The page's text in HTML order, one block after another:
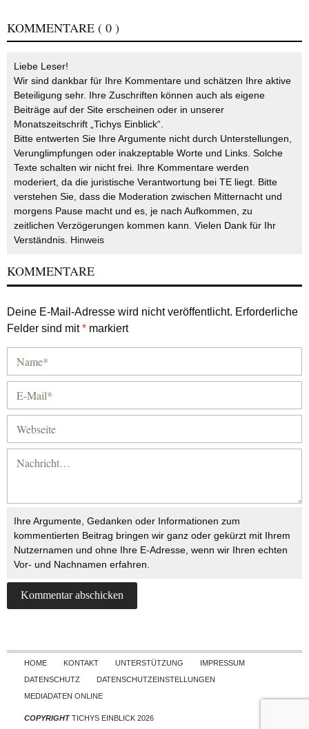
KOMMENTARE ( 0 )
Liebe Leser!
Wir sind dankbar für Ihre Kommentare und schätzen Ihre aktive
Beteiligung sehr. Ihre Zuschriften können auch als eigene
Beiträge auf der Site erscheinen oder in unserer
Monatszeitschrift „Tichys Einblick“.
Bitte entwerten Sie Ihre Argumente nicht durch Unterstellungen,
Verunglimpfungen oder inakzeptable Worte und Links. Solche
Texte schalten wir nicht frei. Ihre Kommentare werden
moderiert, da die juristische Verantwortung bei TE liegt. Bitte
verstehen Sie, dass die Moderation zwischen Mitternacht und
morgens Pause macht und es, je nach Aufkommen, zu
zeitlichen Verzögerungen kommen kann. Vielen Dank für Ihr
Verständnis. Hinweis
KOMMENTARE
Deine E-Mail-Adresse wird nicht veröffentlicht. Erforderliche
Felder sind mit* markiert
Ihre Argumente, Gedanken oder Informationen zum
kommentierten Beitrag bringen wir ganz oder gekürzt mit Ihrem
Nutzernamen und ohne Ihre E-Adresse, wenn wir Ihren echten
Vor- und Nachnamen erfahren.
Skip to content
HOME KONTAKT UNTERSTÜTZUNG
IMPRESSUM
DATENSCHUTZ
DATENSCHUTZEINSTELLUNGEN
MEDIADATEN ONLINE
COPYRIGHTTICHYS EINBLICK 2026